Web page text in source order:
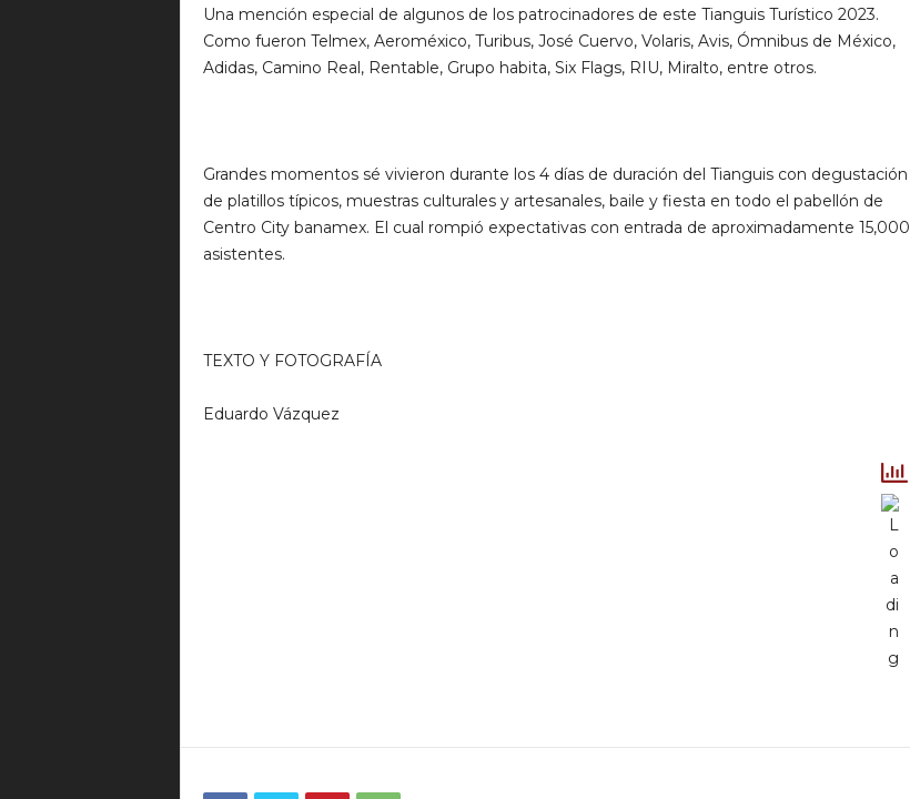
Una mención especial de algunos de los patrocinadores de este Tianguis Turístico 2023.
Como fueron Telmex, Aeroméxico, Turibus, José Cuervo, Volaris, Avis, Ómnibus de México,
Adidas, Camino Real, Rentable, Grupo habita, Six Flags, RIU, Miralto, entre otros.
Grandes momentos sé vivieron durante los 4 días de duración del Tianguis con degustación
de platillos típicos, muestras culturales y artesanales, baile y fiesta en todo el pabellón de
Centro City banamex. El cual rompió expectativas con entrada de aproximadamente 15,000
asistentes.
TEXTO Y FOTOGRAFÍA
Eduardo Vázquez